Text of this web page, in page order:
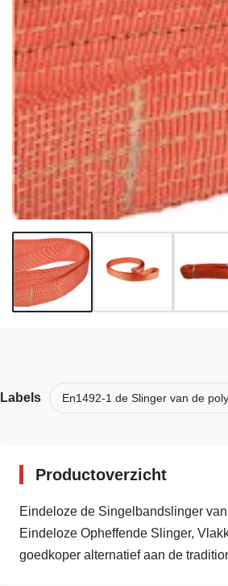
Labels En1492-1 de Slinger van de
Productoverzicht
Eindeloze de Singelbandslinger
Eindeloze Opheffende Slinger,
goedkoper alternatief aan de